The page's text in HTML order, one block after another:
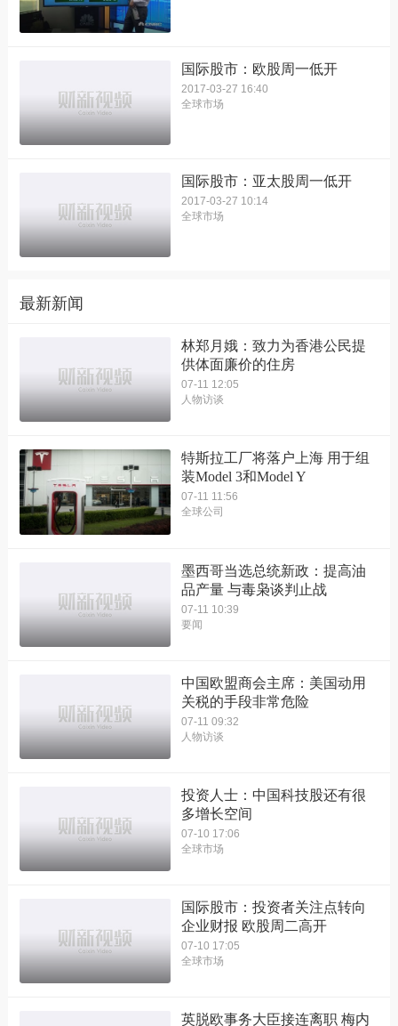
国际股市：欧股周一低开
2017-03-27 16:40
全球市场
国际股市：亚太股周一低开
2017-03-27 10:14
全球市场
最新新闻
林郑月娥：致力为香港公民提
供体面廉价的住房
07-11 12:05
人物访谈
特斯拉工厂将落户上海 用于组
装Model 3和Model Y
07-11 11:56
全球公司
墨西哥当选总统新政：提高油
品产量 与毒枭谈判止战
07-11 10:39
要闻
中国欧盟商会主席：美国动用
关税的手段非常危险
07-11 09:32
人物访谈
投资人士：中国科技股还有很
多增长空间
07-10 17:06
全球市场
国际股市：投资者关注点转向
企业财报 欧股周二高开
07-10 17:05
全球市场
英脱欧事务大臣接连离职 梅内